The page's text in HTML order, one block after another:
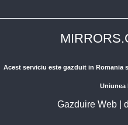
Acest serviciu este gazduit in Romania
Uniunea
Gazduire Web|